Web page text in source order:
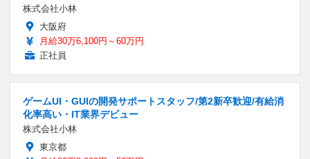
株式会社小林
大阪府
月給30万6,100円～60万円
正社員
ゲームUI・GUIの開発サポートスタッフ/第2新卒歓迎/有給消
化率高い・IT業界デビュー
株式会社小林
東京都